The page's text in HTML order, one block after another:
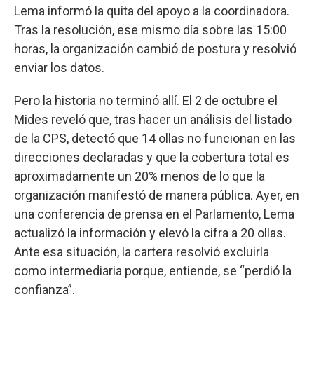
Lema informó la quita del apoyo a la coordinadora.
Tras la resolución, ese mismo día sobre las 15:00
horas, la organización cambió de postura y resolvió
enviar los datos.
Pero la historia no terminó allí. El 2 de octubre el
Mides reveló que, tras hacer un análisis del listado
de la CPS, detectó que 14 ollas no funcionan en las
direcciones declaradas y que la cobertura total es
aproximadamente un 20% menos de lo que la
organización manifestó de manera pública. Ayer, en
una conferencia de prensa en el Parlamento, Lema
actualizó la información y elevó la cifra a 20 ollas.
Ante esa situación, la cartera resolvió excluirla
como intermediaria porque, entiende, se “perdió la
confianza”.